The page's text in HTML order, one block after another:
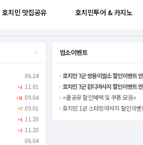
호치민 맛집공유 호치민투어 & 카지노
+
06.24
+1 11.01
+11 09.04
+7 09.01
+1 11.20
+1 11.20
06.04
업소이벤트
호치민 7군 쌍용이발소 할인이벤트
호치민 7군 윈디마사지 할인이벤트
⭐️꿀공유 할인혜택 및 쿠폰 모음⭐️
호치민 1군 스타킹마사지 할인이벤